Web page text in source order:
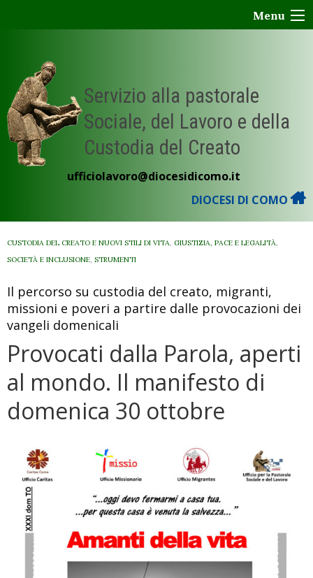
Menu
Servizio alla pastorale
Sociale, del Lavoro e della
Custodia del Creato
ufficiolavoro@diocesidicomo.it
DIOCESI DI COMO
CUSTODIA DEL CREATO E NUOVI STILI DI VITA, GIUSTIZIA, PACE E LEGALITÀ,
SOCIETÀ E INCLUSIONE, STRUMENTI
Il percorso su custodia del creato, migranti,
missioni e poveri a partire dalle provocazioni dei
vangeli domenicali
Provocati dalla Parola, aperti
al mondo. Il manifesto di
domenica 30 ottobre